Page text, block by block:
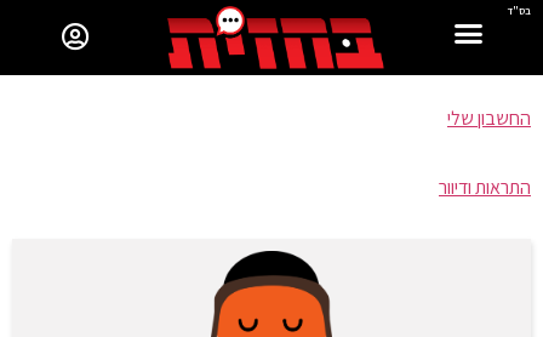
בס"ד
החשבון שלי
התראות ודיוור